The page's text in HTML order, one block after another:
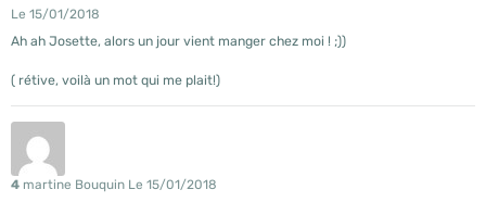
Le 15/01/2018
Ah ah Josette, alors un jour vient manger chez moi ! ;))
( rétive, voilà un mot qui me plait!)
4 martine Bouquin Le 15/01/2018